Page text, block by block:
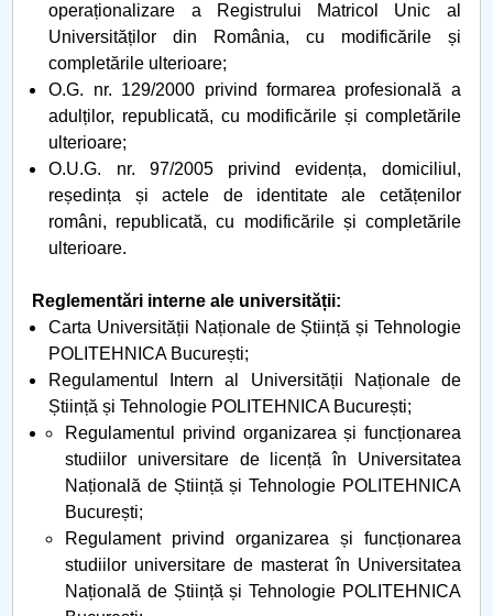
operaționalizare a Registrului Matricol Unic al
Universităților din România, cu modificările și
completările ulterioare;
O.G. nr. 129/2000 privind formarea profesională a
adulților, republicată, cu modificările și completările
ulterioare;
O.U.G. nr. 97/2005 privind evidența, domiciliul,
reședința și actele de identitate ale cetățenilor
români, republicată, cu modificările și completările
ulterioare.
Reglementări interne ale universității:
Carta Universității Naționale de Știință și Tehnologie
POLITEHNICA București;
Regulamentul Intern al Universității Naționale de
Știință și Tehnologie POLITEHNICA București;
Regulamentul privind organizarea și funcționarea
studiilor universitare de licență în Universitatea
Națională de Știință și Tehnologie POLITEHNICA
București;
Regulament privind organizarea și funcționarea
studiilor universitare de masterat în Universitatea
Națională de Știință și Tehnologie POLITEHNICA